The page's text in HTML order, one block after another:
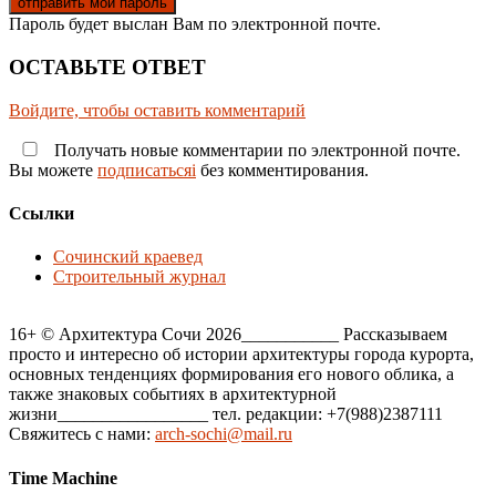
Пароль будет выслан Вам по электронной почте.
ОСТАВЬТЕ ОТВЕТ
Войдите, чтобы оставить комментарий
Получать новые комментарии по электронной почте.
Вы можете подписатьсяi без комментирования.
Ссылки
Сочинский краевед
Строительный журнал
16+ © Архитектура Сочи 2026___________ Рассказываем
просто и интересно об истории архитектуры города курорта,
основных тенденциях формирования его нового облика, а
также знаковых событиях в архитектурной
жизни_________________ тел. редакции: +7(988)2387111
Свяжитесь с нами: arch-sochi@mail.ru
Time Machine